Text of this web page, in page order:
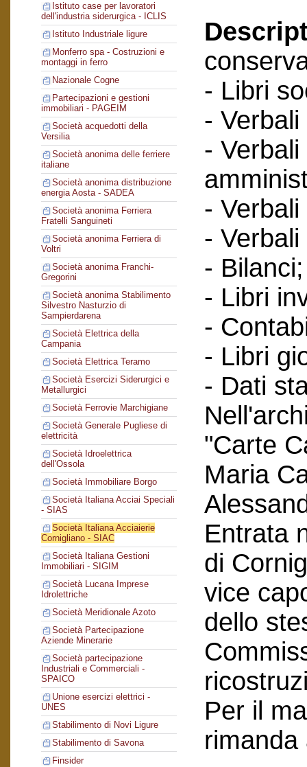
Istituto case per lavoratori
dell'industria siderurgica - ICLIS
Istituto Industriale ligure
Monferro spa - Costruzioni e
montaggi in ferro
Nazionale Cogne
Partecipazioni e gestioni
immobiliari - PAGEIM
Società acquedotti della
Versilia
Società anonima delle ferriere
italiane
Società anonima distribuzione
energia Aosta - SADEA
Società anonima Ferriera
Fratelli Sanguineti
Società anonima Ferriera di
Voltri
Società anonima Franchi-
Gregorini
Società anonima Stabilimento
Silvestro Nasturzio di
Sampierdarena
Società Elettrica della
Campania
Società Elettrica Teramo
Società Esercizi Siderurgici e
Metallurgici
Società Ferrovie Marchigiane
Società Generale Pugliese di
elettricità
Società Idroelettrica
dell'Ossola
Società Immobiliare Borgo
Società Italiana Acciai Speciali
- SIAS
Società Italiana Acciaierie
Cornigliano - SIAC
Società Italiana Gestioni
Immobiliari - SIGIM
Società Lucana Imprese
Idrolettriche
Società Meridionale Azoto
Società Partecipazione
Aziende Minerarie
Società partecipazione
Industriali e Commerciali -
SPAICO
Unione esercizi elettrici -
UNES
Stabilimento di Novi Ligure
Stabilimento di Savona
Finsider
- Libri
-
-
-
-
- Bilanci;
- Libri
-
- Libri
- Dati
"Carte
Maria
Entrata
di
vice
dello
Per il
rimanda